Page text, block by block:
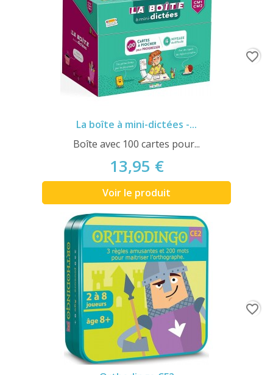
La boîte à mini-dictées -...
Boîte avec 100 cartes pour...
13,95 €
Voir le produit
favorite_border
favorite_border